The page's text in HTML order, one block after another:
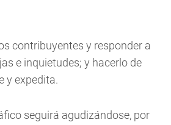
contribuyentes y responder a
e inquietudes; y hacerlo de
y expedita.
seguirá agudizándose, por